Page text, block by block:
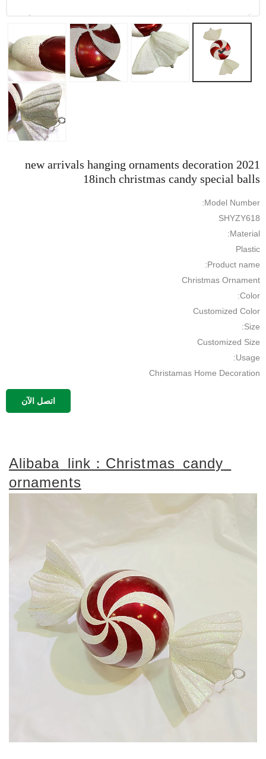
2021 new arrivals hanging ornaments decoration
18inch christmas candy special balls
Model Number:
SHYZY618
Material:
Plastic
Product name:
Christmas Ornament
Color:
Customized Color
Size:
Customized Size
Usage:
Christamas Home Decoration
Chirstmas Decor
Popular Christmas Gift
اتصل الآن
Alibaba link：Christmas candy
ornaments